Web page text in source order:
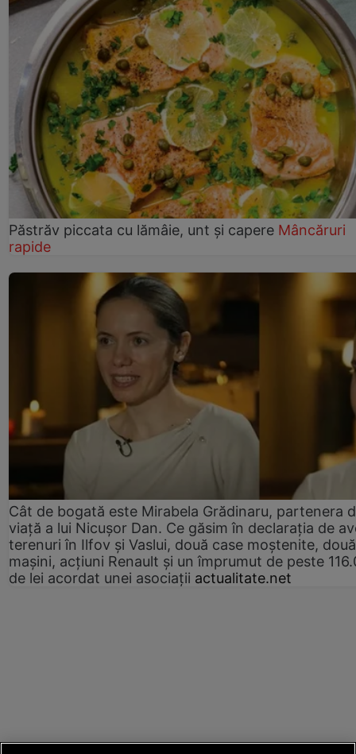
Păstrăv piccata cu lămâie, unt și capere Mâncăruri
rapide
Cât de bogată este Mirabela Grădinaru, partenera
viață a lui Nicușor Dan. Ce găsim în declarația de
terenuri în Ilfov și Vaslui, două case moștenite, două
mașini, acțiuni Renault și un împrumut de peste
de lei acordat unei asociații actualitate.net